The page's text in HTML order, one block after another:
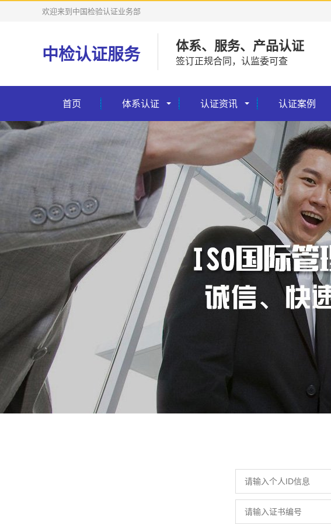
欢迎来到中国检验认证业务部
中检认证服务 体系、服务、产品认证
签订正规合同，认监委可查
首页 体系认证 认证资讯 认证案例